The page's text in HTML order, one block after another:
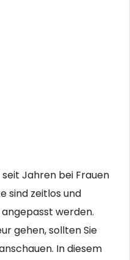
seit Jahren bei Frauen
sind zeitlos und
werden.
gehen, sollten Sie
In diesem